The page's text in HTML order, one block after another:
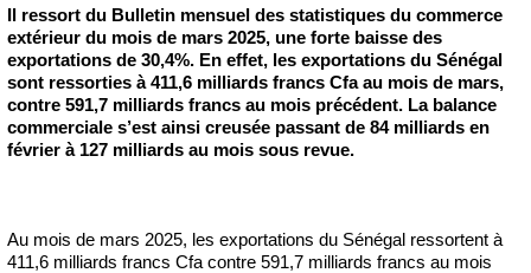
Il ressort du Bulletin mensuel des statistiques du commerce
extérieur du mois de mars 2025, une forte baisse des
exportations de 30,4%. En effet, les exportations du Sénégal
sont ressorties à 411,6 milliards francs Cfa au mois de mars,
contre 591,7 milliards francs au mois précédent. La balance
commerciale s’est ainsi creusée passant de 84 milliards en
février à 127 milliards au mois sous revue.
Au mois de mars 2025, les exportations du Sénégal ressortent à
411,6 milliards francs Cfa contre 591,7 milliards francs au mois